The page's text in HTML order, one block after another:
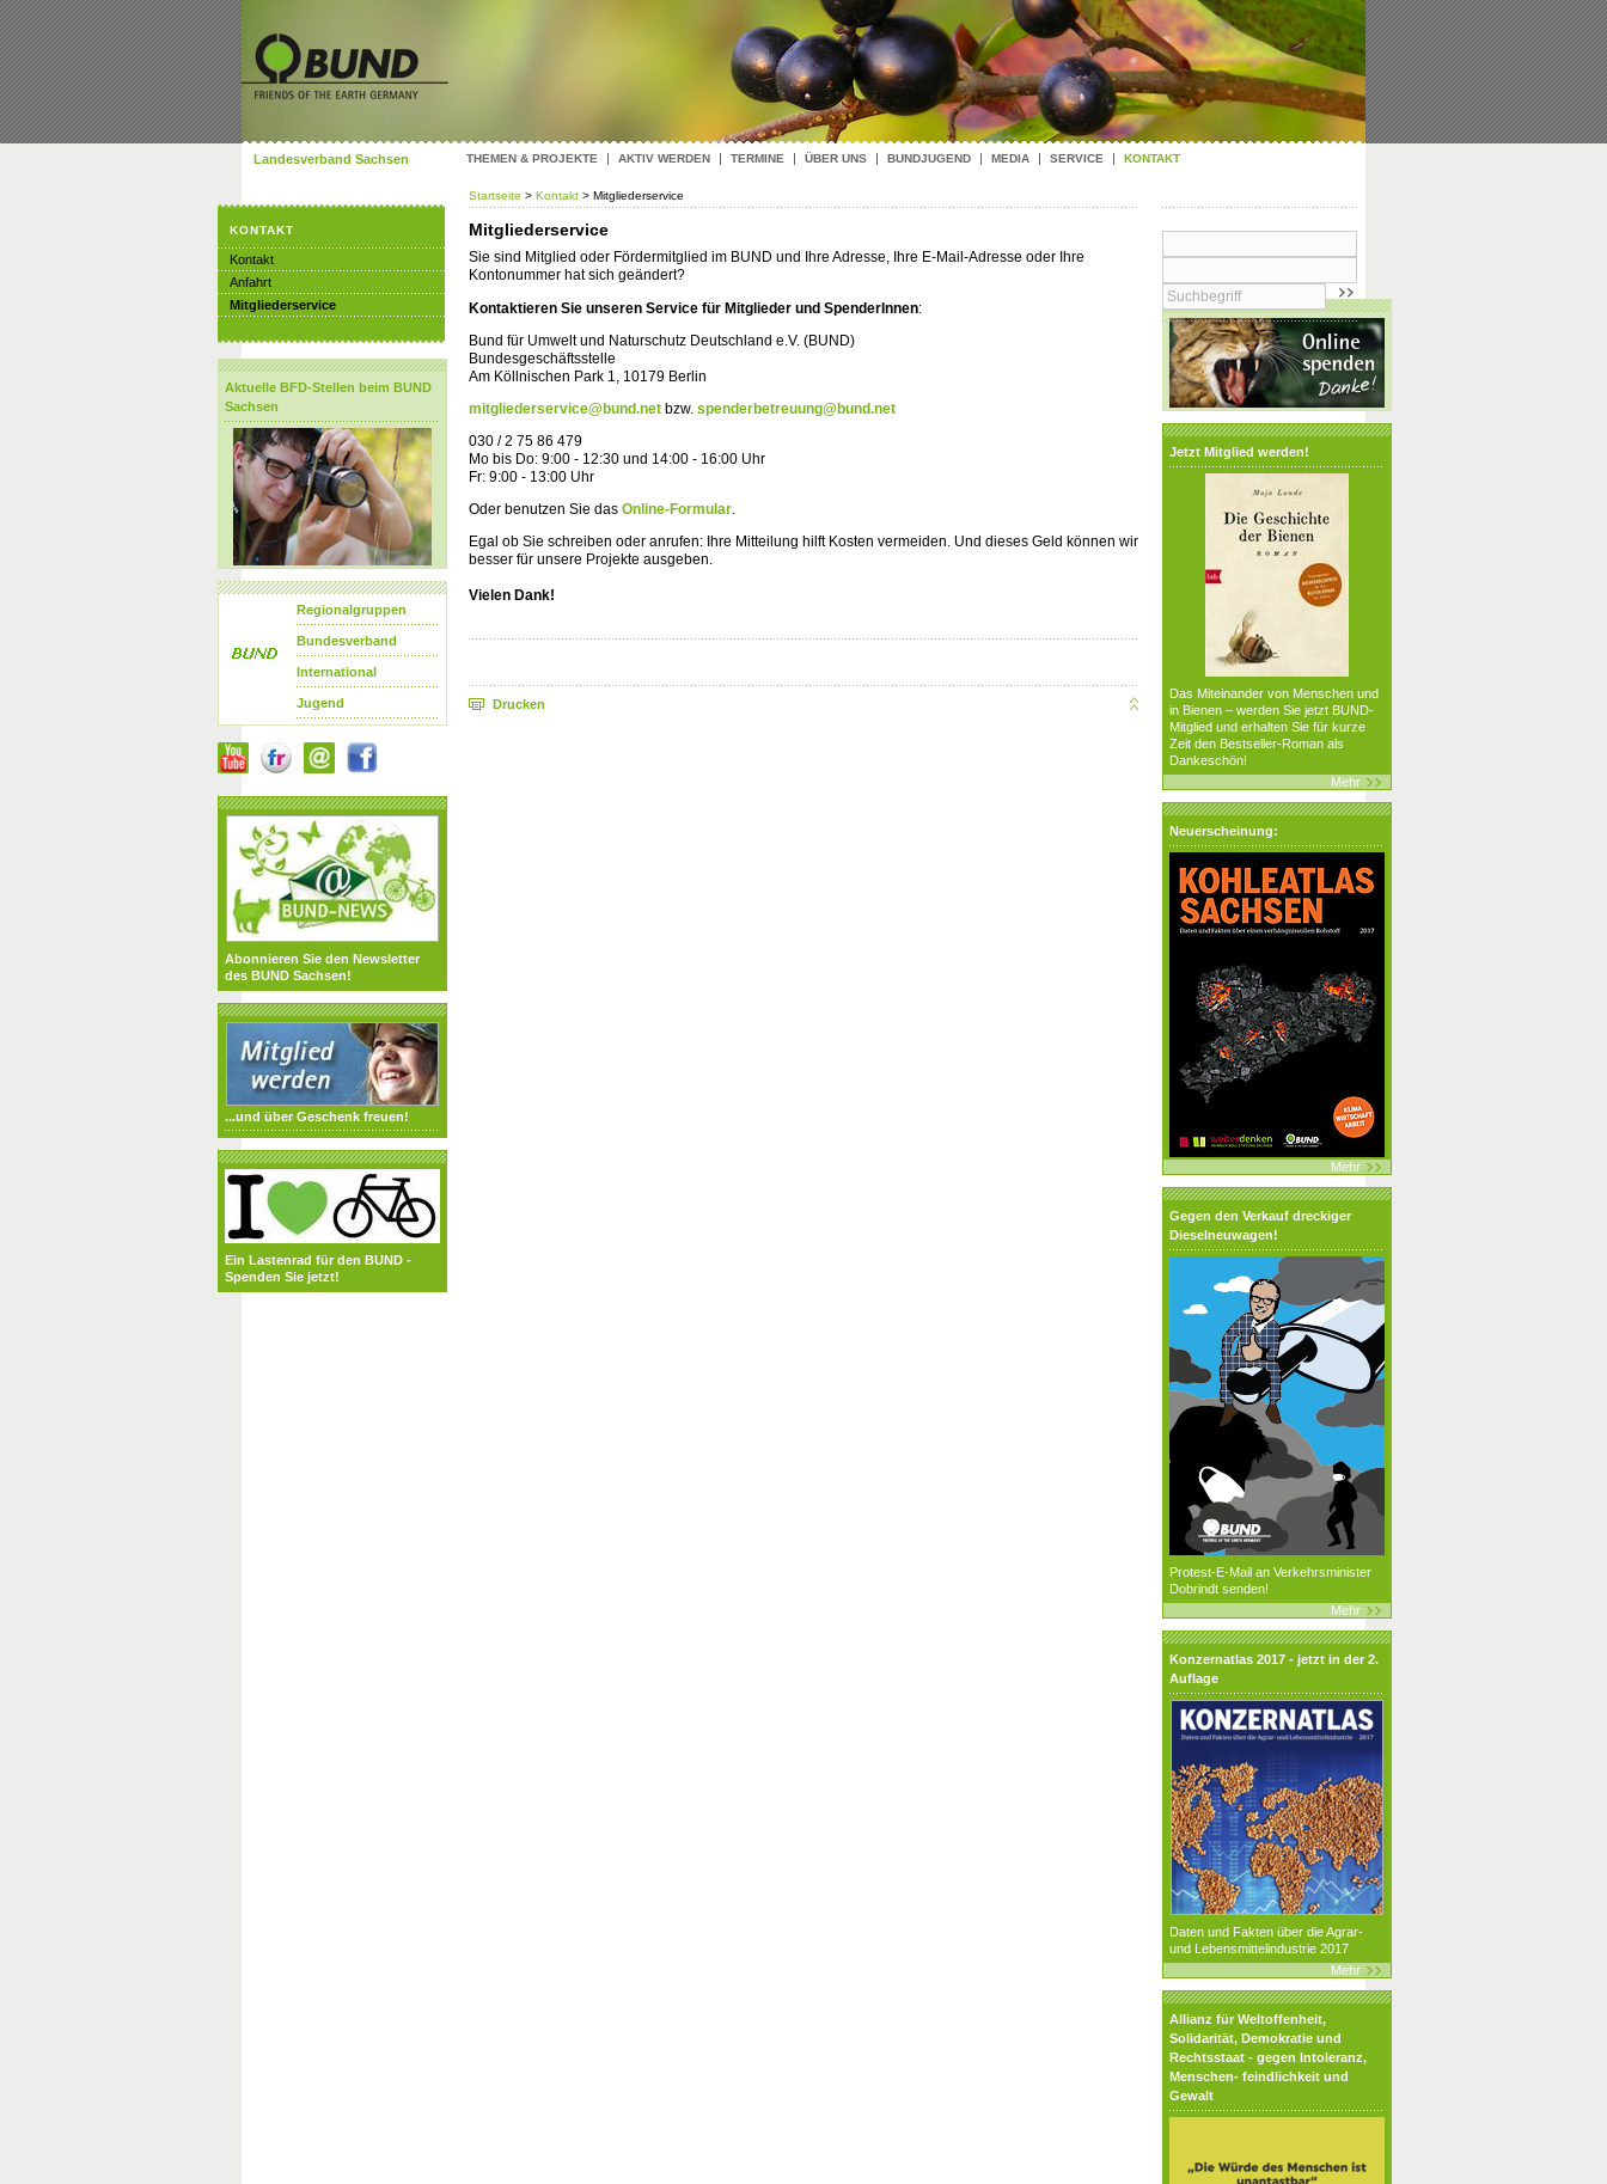
Landesverband Sachsen
Startseite > Kontakt > Mitgliederservice
Mitgliederservice
Sie sind Mitglied oder Fördermitglied im BUND und Ihre Adresse, Ihre E-Mail-Adresse oder Ihre
Kontonummer hat sich geändert?
Kontaktieren Sie unseren Service für Mitglieder und SpenderInnen:
Bund für Umwelt und Naturschutz Deutschland e.V. (BUND)
Bundesgeschäftsstelle
Am Köllnischen Park 1, 10179 Berlin
mitgliederservice@bund.net bzw. spenderbetreuung@bund.net
030 / 2 75 86 479
Mo bis Do: 9:00 - 12:30 und 14:00 - 16:00 Uhr
Fr: 9:00 - 13:00 Uhr
Oder benutzen Sie das Online-Formular.
Egal ob Sie schreiben oder anrufen: Ihre Mitteilung hilft Kosten vermeiden. Und dieses Geld können wir
besser für unsere Projekte ausgeben.
Vielen Dank!
Drucken
Jetzt Mitglied werden!
Das Miteinander von Menschen und
in Bienen – werden Sie jetzt BUND-
Mitglied und erhalten Sie für kurze
Zeit den Bestseller-Roman als
Dankeschön!
Mehr
Neuerscheinung:
Mehr
Gegen den Verkauf dreckiger
Dieselneuwagen!
Protest-E-Mail an Verkehrsminister
Dobrindt senden!
Mehr
Konzernatlas 2017 - jetzt in der 2.
Auflage
Daten und Fakten über die Agrar-
und Lebensmittelindustrie 2017
Mehr
Allianz für Weltoffenheit,
Solidarität, Demokratie und
Rechtsstaat - gegen Intoleranz,
Menschen- feindlichkeit und
Gewalt
KONTAKT
Kontakt
Anfahrt
Mitgliederservice
Aktuelle BFD-Stellen beim BUND
Sachsen
Regionalgruppen
Bundesverband
International
Jugend
Abonnieren Sie den Newsletter
des BUND Sachsen!
...und über Geschenk freuen!
Ein Lastenrad für den BUND -
Spenden Sie jetzt!
THEMEN & PROJEKTE AKTIV WERDEN TERMINE ÜBER UNS BUNDJUGEND MEDIA SERVICE KONTAKT